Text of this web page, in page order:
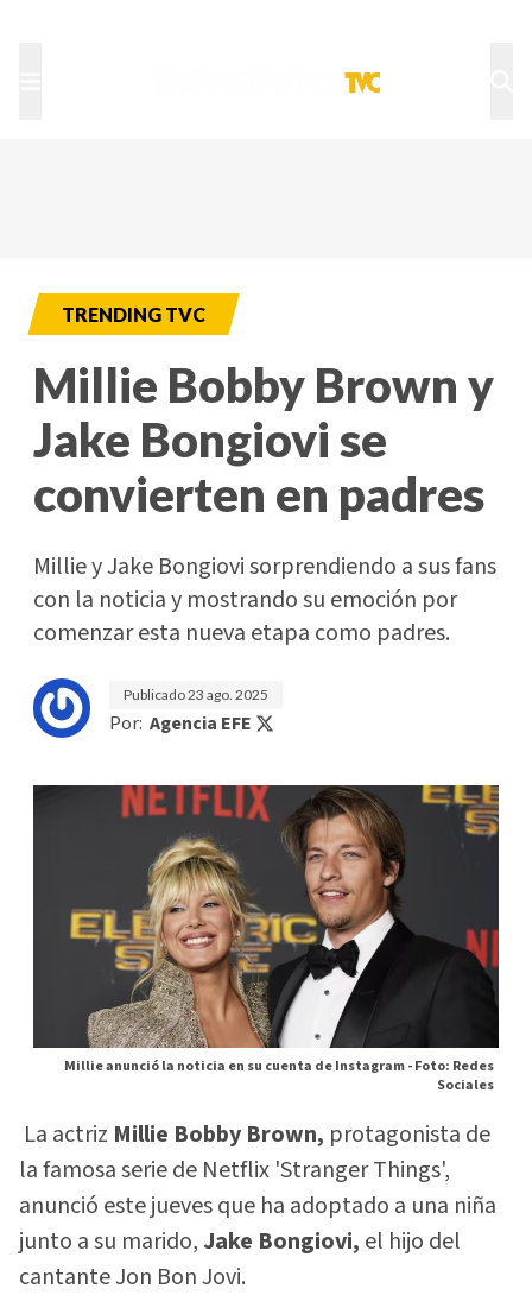
TRENDING TVC
Millie Bobby Brown y
Jake Bongiovi se
convierten en padres
Millie y Jake Bongiovi sorprendiendo a sus fans
con la noticia y mostrando su emoción por
comenzar esta nueva etapa como padres.
Publicado23 ago. 2025
Por: Agencia EFE
Millie anunció la noticia en su cuenta de Instagram -Foto: Redes
Sociales
La actriz Millie Bobby Brown, protagonista de
la famosa serie de Netflix 'Stranger Things',
anunció este jueves que ha adoptado a una niña
junto a su marido,Jake Bongiovi, el hijo del
cantante Jon Bon Jovi.